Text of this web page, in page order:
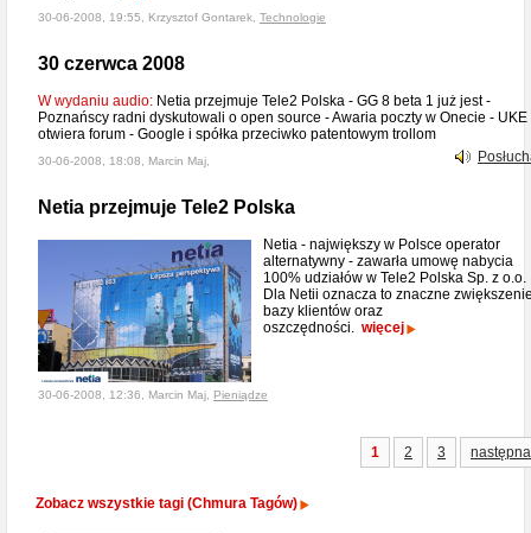
30-06-2008, 19:55, Krzysztof Gontarek, Technologie
30 czerwca 2008
W wydaniu audio: Netia przejmuje Tele2 Polska - GG 8 beta 1 już jest -
Poznańscy radni dyskutowali o open source - Awaria poczty w Onecie - UKE
otwiera forum - Google i spółka przeciwko patentowym trollom
30-06-2008, 18:08, Marcin Maj,
Netia przejmuje Tele2 Polska
Netia - największy w Polsce operator
alternatywny - zawarła umowę nabycia
100% udziałów w Tele2 Polska Sp. z o.o.
Dla Netii oznacza to znaczne
bazy klientów oraz
oszczędności. więcej
30-06-2008, 12:36, Marcin Maj, Pieniądze
1 2 3 następna
Zobacz wszystkie tagi (Chmura Tagów)